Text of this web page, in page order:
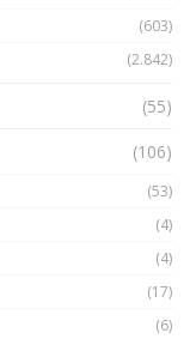
(603)
(2.842)
(55)
(106)
(53)
(4)
(4)
(17)
(6)